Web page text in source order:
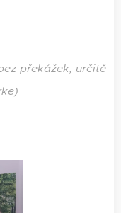
překážek, určitě